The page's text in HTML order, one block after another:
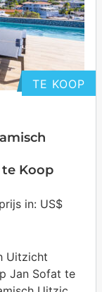
TE KOOP
Koop
in: US$
Uitzicht
Jan Sofat te